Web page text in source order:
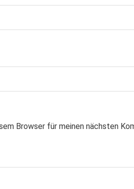
Browser für meinen nächsten